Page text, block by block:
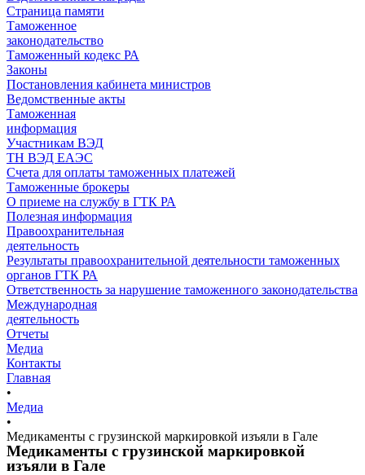
Страница памяти
Таможенное
законодательство
Таможенный кодекс РА
Законы
Постановления кабинета министров
Ведомственные акты
Таможенная
информация
Участникам ВЭД
ТН ВЭД ЕАЭС
Счета для оплаты таможенных платежей
Таможенные брокеры
О приеме на службу в ГТК РА
Полезная информация
Правоохранительная
деятельность
Результаты правоохранительной деятельности таможенных
органов ГТК РА
Ответственность за нарушение таможенного законодательства
Международная
деятельность
Отчеты
Медиа
Контакты
Главная
•
Медиа
•
Медикаменты с грузинской маркировкой изъяли в Гале
Медикаменты с грузинской маркировкой
изъяли в Гале